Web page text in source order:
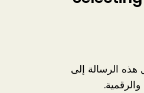
هذه الرسالة إلى